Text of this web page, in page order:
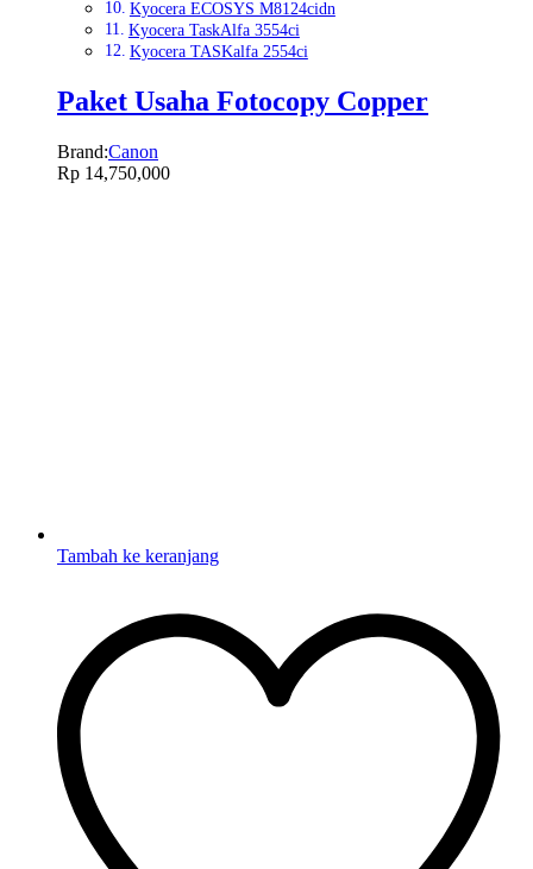
Kyocera ECOSYS M8124cidn
Kyocera TaskAlfa 3554ci
Kyocera TASKalfa 2554ci
Paket Usaha Fotocopy Copper
Brand:Canon
Rp 14,750,000
Tambah ke keranjang